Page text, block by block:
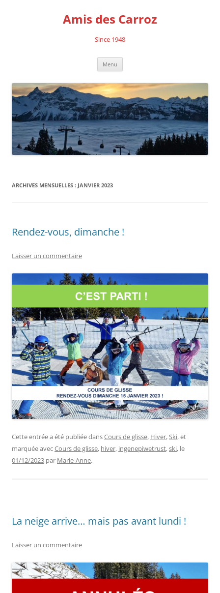
Amis des Carroz
Since 1948
Menu
ARCHIVES MENSUELLES : JANVIER 2023
Rendez-vous, dimanche !
Laisser un commentaire
Cette entrée a été publiée dansCours de glisse, Hiver,Ski, et
marquée avecCours de glisse, hiver, ingenepiwetrust,ski, le
01/12/2023 par Marie-Anne.
La neige arrive… mais pas avant lundi !
Laisser un commentaire